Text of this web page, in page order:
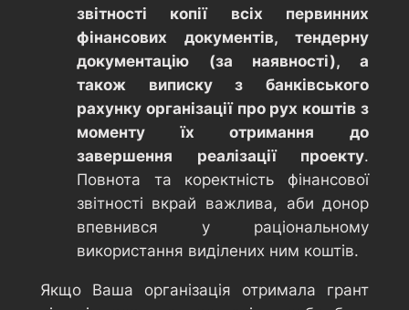
звітності копії всіх первинних
фінансових документів, тендерну
документацію (за наявності), а
також виписку з банківського
рахунку організації про рух коштів з
моменту їх отримання до
завершення реалізації проекту.
Повнота та коректність фінансової
звітності вкрай важлива, аби донор
впевнився у раціональному
використання виділених ним коштів.
Якщо Ваша організація отримала грант